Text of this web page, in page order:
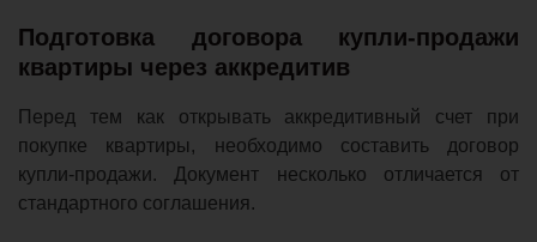
Подготовка договора купли-продажи
квартиры через аккредитив
Перед тем как открывать аккредитивный счет при
покупке квартиры, необходимо составить договор
купли-продажи. Документ несколько отличается от
стандартного соглашения.